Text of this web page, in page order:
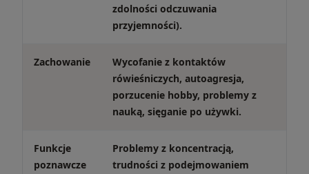
zdolności odczuwania
przyjemności).
Zachowanie
Wycofanie z kontaktów
rówieśniczych, autoagresja,
porzucenie hobby, problemy z
nauką, sięganie po używki.
Funkcje
poznawcze
Problemy z koncentracją,
trudności z podejmowaniem